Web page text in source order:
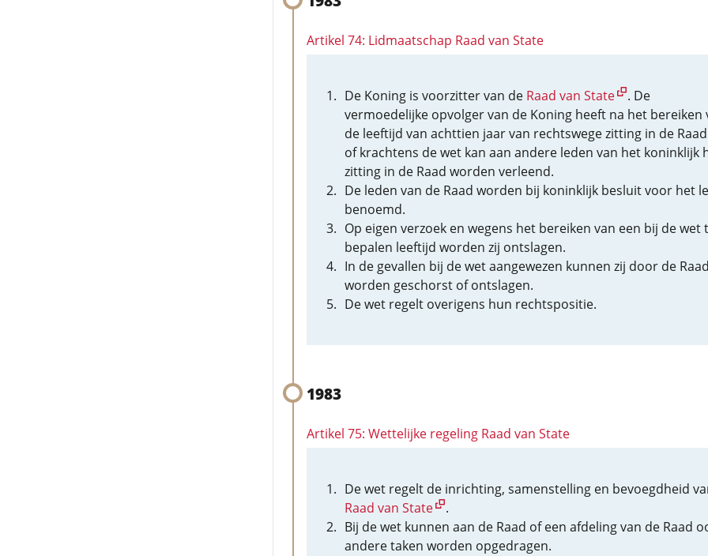
Artikel 74: Lidmaatschap Raad van State
De Koning is voorzitter van de Raad van State
. De
vermoedelijke opvolger van de Koning heeft na het bereiken
de leeftijd van achttien jaar van rechtswege zitting in de
of krachtens de wet kan aan andere leden van het koninklijk
zitting in de Raad worden verleend.
De leden van de Raad worden bij koninklijk besluit voor het
benoemd.
Op eigen verzoek en wegens het bereiken van een bij de wet
bepalen leeftijd worden zij ontslagen.
In de gevallen bij de wet aangewezen kunnen zij door de Raad
worden geschorst of ontslagen.
De wet regelt overigens hun rechtspositie.
1983
Artikel 75: Wettelijke regeling Raad van State
De wet regelt de inrichting, samenstelling en bevoegdheid
Raad van State
.
Bij de wet kunnen aan de Raad of een afdeling van de Raad
andere taken worden opgedragen.